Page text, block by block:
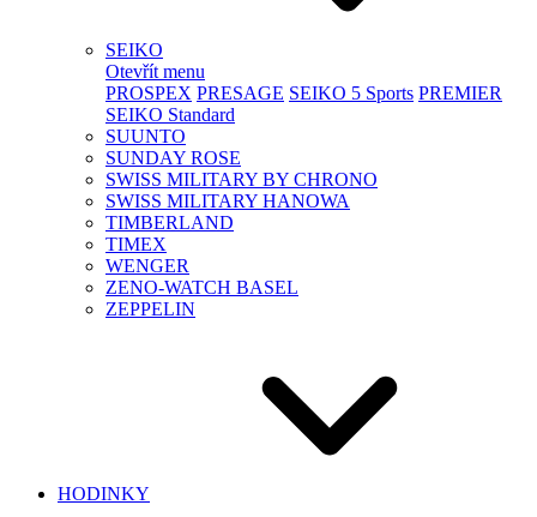
SEIKO
Otevřít menu
PROSPEX PRESAGE SEIKO 5 Sports PREMIER
SEIKO Standard
SUUNTO
SUNDAY ROSE
SWISS MILITARY BY CHRONO
SWISS MILITARY HANOWA
TIMBERLAND
TIMEX
WENGER
ZENO-WATCH BASEL
ZEPPELIN
HODINKY